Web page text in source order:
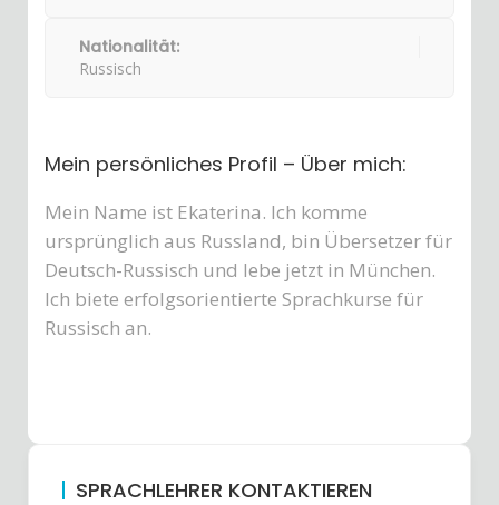
Nationalität:
Russisch
Mein persönliches Profil – Über mich:
Mein Name ist Ekaterina. Ich komme
ursprünglich aus Russland, bin Übersetzer für
Deutsch-Russisch und lebe jetzt in München.
Ich biete erfolgsorientierte Sprachkurse für
Russisch an.
SPRACHLEHRER KONTAKTIEREN